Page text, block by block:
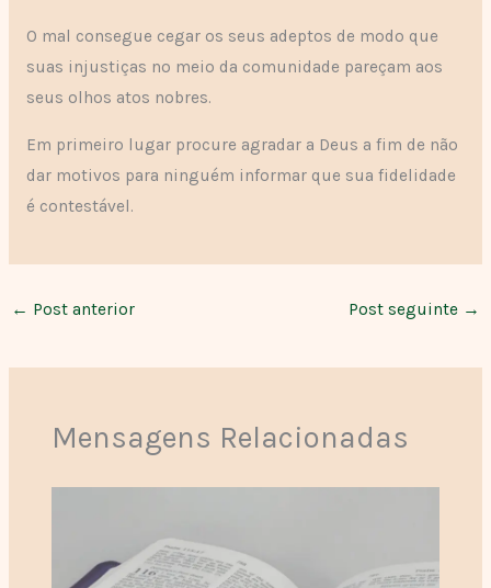
O mal consegue cegar os seus adeptos de modo que
suas injustiças no meio da comunidade pareçam aos
seus olhos atos nobres.
Em primeiro lugar procure agradar a Deus a fim de não
dar motivos para ninguém informar que sua fidelidade
é contestável.
← Post anterior Post seguinte →
Mensagens Relacionadas